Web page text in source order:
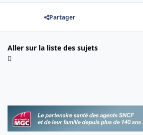
Partager
Aller sur la liste des sujets